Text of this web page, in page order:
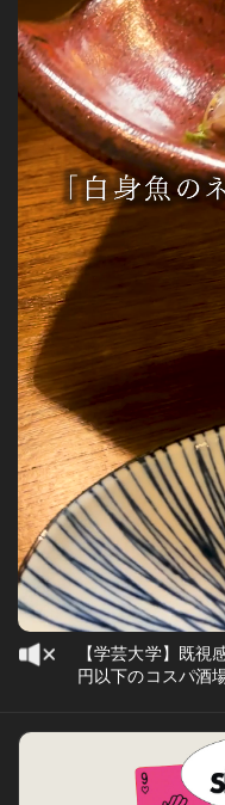
【学芸大学】既視
円以下のコスパ酒